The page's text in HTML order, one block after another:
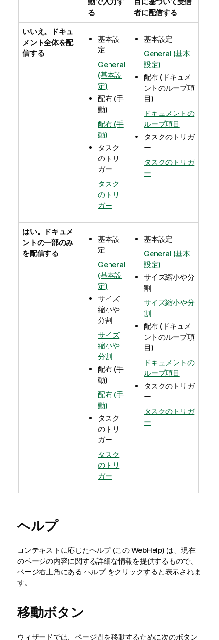
る
者に配信する
いいえ。ドキュ
メント全体を配
信する
基本設
定
General
(基本設
定)
配布 (手
動)
配布 (手
動)
タスク
のトリ
ガー
タスク
のトリ
ガー
基本設定
General (基本
設定)
配布 (ドキュメ
ントのループ項
目)
ドキュメントの
ループ項目
タスクのトリガ
ー
タスクのトリガ
ー
はい。ドキュメ
ントの一部のみ
を配信する
基本設
定
General
(基本設
定)
サイズ
縮小や
分割
サイズ
縮小や
分割
配布 (手
動)
配布 (手
動)
タスク
のトリ
ガー
タスク
のトリ
ガー
基本設定
General (基本
設定)
サイズ縮小や分
割
サイズ縮小や分
割
配布 (ドキュメ
ントのループ項
目)
ドキュメントの
ループ項目
タスクのトリガ
ー
タスクのトリガ
ー
ヘルプ
コンテキストに応じたヘルプ (この WebHelp) は、現在
のページの内容に関する詳細な情報を提供するもので、
ページ右上角にある ヘルプをクリックすると表示されま
す。
移動ボタン
ウィザードでは、ページ間を移動するために次のボタン